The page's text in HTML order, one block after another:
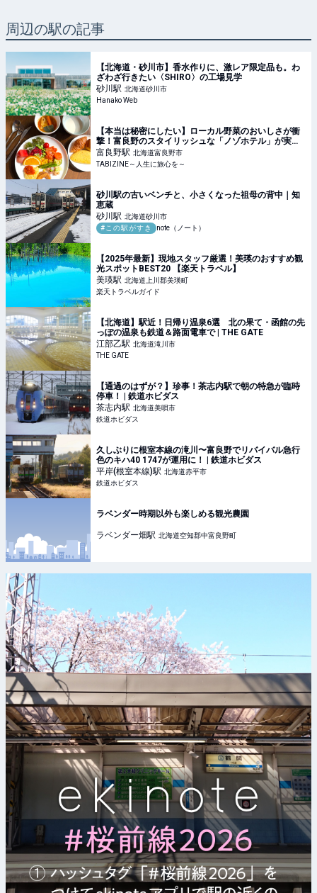
周辺の駅の記事
【北海道・砂川市】香水作りに、激レア限定品も。わ
ざわざ行きたい〈SHIRO〉の工場見学
砂川駅 北海道砂川市
Hanako Web
【本当は秘密にしたい】ローカル野菜のおいしさが衝
撃！富良野のスタイリッシュな「ノゾホテル」が実は
コスパ抜群 | TABIZINE～人生に旅心を～
富良野駅 北海道富良野市
TABIZINE～人生に旅心を～
砂川駅の古いベンチと、小さくなった祖母の背中｜知
恵蔵
砂川駅 北海道砂川市
#この駅がすき
note（ノート）
【2025年最新】現地スタッフ厳選！美瑛のおすすめ観
光スポットBEST20 【楽天トラベル】
美瑛駅 北海道上川郡美瑛町
楽天トラベルガイド
【北海道】駅近！日帰り温泉6選 北の果て・函館の先
っぽの温泉も鉄道＆路面電車で | THE GATE
江部乙駅 北海道滝川市
THE GATE
【通過のはずが？】珍事！茶志内駅で朝の特急が臨時
停車！ | 鉄道ホビダス
茶志内駅 北海道美唄市
鉄道ホビダス
久しぶりに根室本線の滝川〜富良野でリバイバル急行
色のキハ40 1747が運用に！ | 鉄道ホビダス
平岸(根室本線)駅 北海道赤平市
鉄道ホビダス
ラベンダー時期以外も楽しめる観光農園
ラベンダー畑駅 北海道空知郡中富良野町